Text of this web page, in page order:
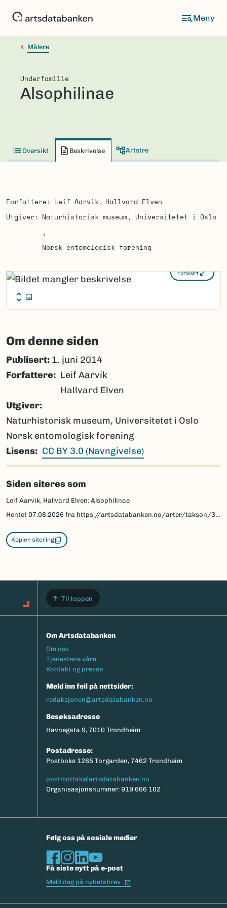
Målere
Underfamilie
Alsophilinae
Oversikt Beskrivelse Artstre
Forfattere Leif Aarvik
Hallvard Elven
Utgiver
Naturhistorisk museum, Universitetet i Oslo
Norsk entomologisk forening
Forstørr
Om denne siden
Publisert: 1. juni 2014
Forfattere
Leif Aarvik
Hallvard Elven
Utgiver
Naturhistorisk museum, Universitetet i Oslo
Norsk entomologisk forening
Lisens
CC BY 3.0 (Navngivelse)
Siden siteres som
Leif Aarvik, Hallvard Elven: Alsophilinae
Hentet 07.08.2026 fra https://artsdatabanken.no/arter/takson/30214/beskrivelse
Kopier sitering
Til toppen
Om Artsdatabanken
Footermeny
Om oss
Tjenestene våre
Kontakt og presse
Meld inn feil på nettsider:
redaksjonen@artsdatabanken.no
Besøksadresse
Havnegata 9, 7010 Trondheim
Postadresse:
Postboks 1285 Torgarden, 7462 Trondheim
postmottak@artsdatabanken.no
Organisasjonsnummer: 919 666 102
Følg oss på sosiale medier
Få siste nytt på e-post
Meld deg på nyhetsbrev